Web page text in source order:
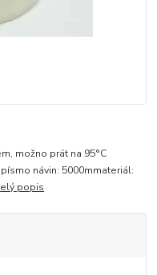
možno prát na 95°C
návin: 5000mmateriál:
popis